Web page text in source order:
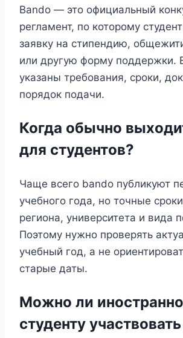
Bando — это официальный
регламент, по которому
заявку на стипендию,
или другую форму поддержки.
указаны требования, сроки,
порядок подачи.
Когда обычно
для студентов?
Чаще всего bando публикуют
учебного года, но точные
региона, университета и вида
Поэтому нужно проверять
учебный год, а не
старые даты.
Можно ли
студенту